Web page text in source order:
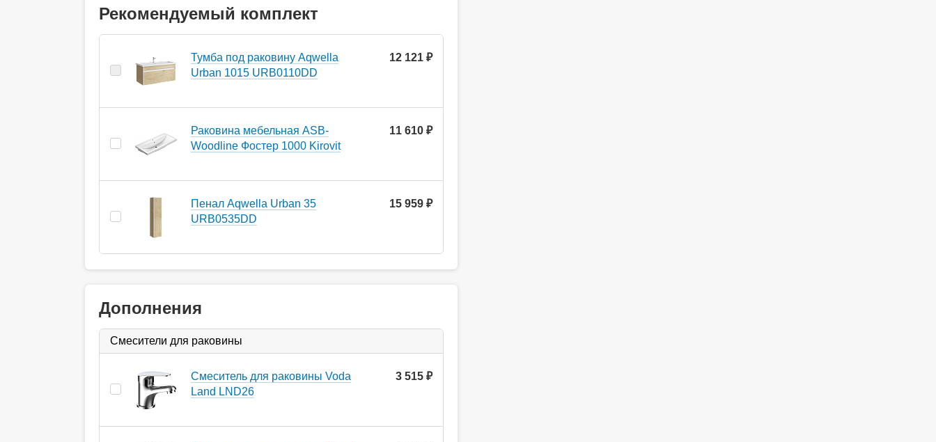
Рекомендуемый комплект
Тумба под раковину Aqwella
Urban 1015 URB0110DD
12 121 ₽
Раковина мебельная ASB-
Woodline Фостер 1000 Kirovit
11 610 ₽
Пенал Aqwella Urban 35
URB0535DD
15 959 ₽
Дополнения
Смесители для раковины
Смеситель для раковины Voda
Land LND26
3 515